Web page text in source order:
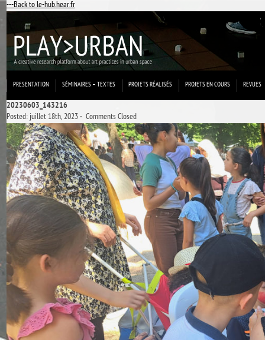
---Back to le-hub.hear.fr
PRESENTATION SÉMINAIRES – TEXTES PROJETS RÉALISÉS PROJETS EN COURS REVUES
20230603_143216
Posted: juillet 18th, 2023 ˑ Comments Closed